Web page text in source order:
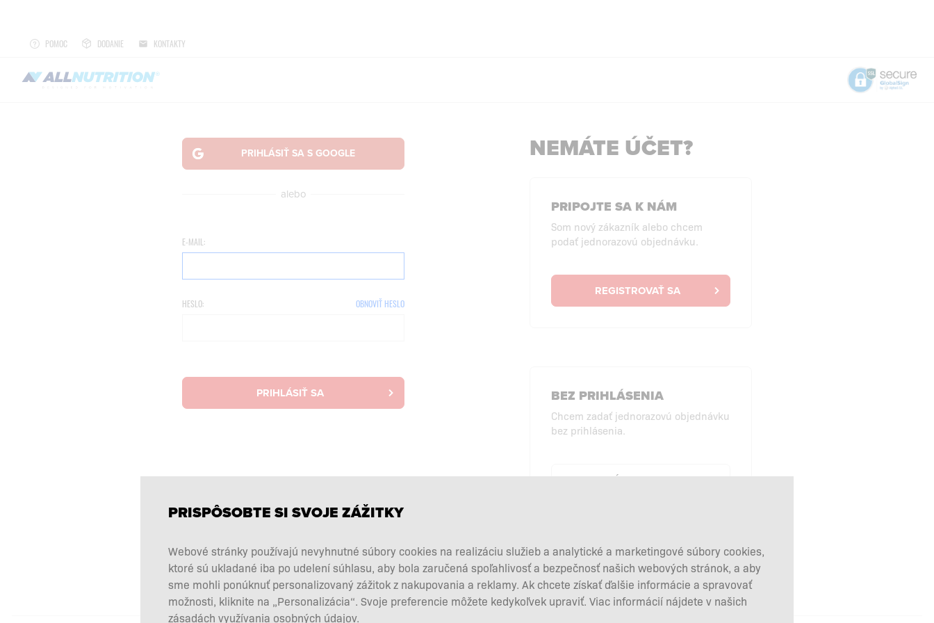
POMOC DODANIE KONTAKTY
alebo
E-MAIL:
HESLO: OBNOVIŤ HESLO
PRIHLÁSIŤ SA
NEMÁTE ÚČET?
PRIPOJTE SA K NÁM
Som nový zákazník alebo chcem
podať jednorazovú objednávku.
REGISTROVAŤ SA
BEZ PRIHLÁSENIA
Chcem zadať jednorazovú objednávku
bez prihlásenia.
NÁKUPY BEZ
PRISPÔSOBTE SI SVOJE ZÁŽITKY
Webové stránky používajú nevyhnutné súbory cookies na realizáciu služieb a analytické a marketingové súbory cookies,
ktoré sú ukladané iba po udelení súhlasu, aby bola zaručená spoľahlivosť a bezpečnosť našich webových stránok, a aby
sme mohli ponúknuť personalizovaný zážitok z nakupovania a reklamy. Ak chcete získať ďalšie informácie a spravovať
možnosti, kliknite na „Personalizácia“. Svoje preferencie môžete kedykoľvek upraviť. Viac informácií nájdete v našich
zásadách využívania osobných údajov.